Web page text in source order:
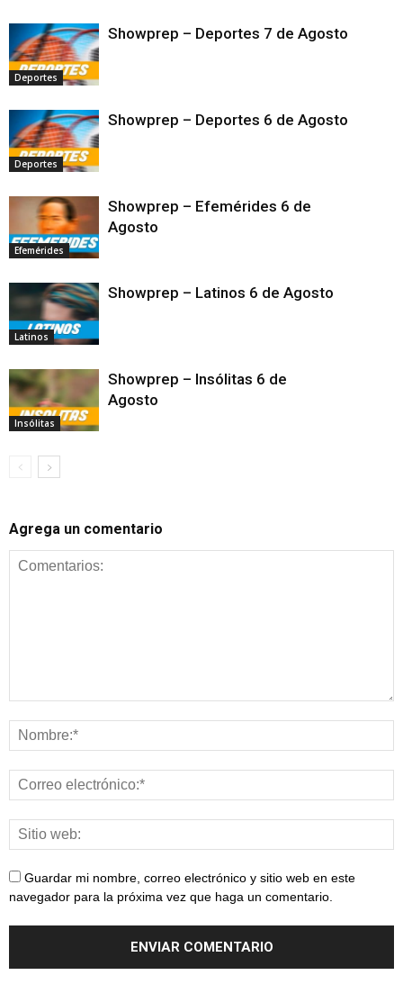
Deportes
Showprep – Deportes 7 de Agosto
Deportes
Showprep – Deportes 6 de Agosto
Efemérides
Showprep – Efemérides 6 de
Agosto
Latinos
Showprep – Latinos 6 de Agosto
Insólitas
Showprep – Insólitas 6 de
Agosto
Agrega un comentario
Guardar mi nombre, correo electrónico y sitio web en este
navegador para la próxima vez que haga un comentario.